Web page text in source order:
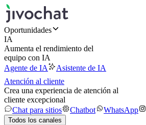
Oportunidades
IA
Aumenta el rendimiento del
equipo con IA
Agente de IA
Asistente de IA
Atención al cliente
Crea una experiencia de atención al
cliente excepcional
Chat para sitios
Chatbot WhatsApp
Todos los canales